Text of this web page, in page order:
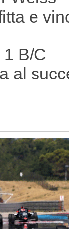
e
B/C
al